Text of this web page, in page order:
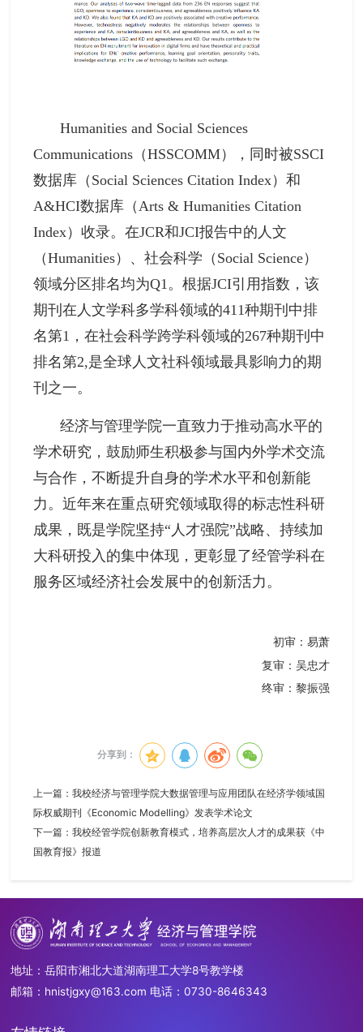
Humanities and Social Sciences
Communications（HSSCOMM），同时被SSCI
数据库（Social Sciences Citation Index）和
A&HCI数据库（Arts & Humanities Citation
Index）收录。在JCR和JCI报告中的人文
（Humanities）、社会科学（Social Science）
领域分区排名均为Q1。根据JCI引用指数，该
期刊在人文学科多学科领域的411种期刊中排
名第1，在社会科学跨学科领域的267种期刊中
排名第2,是全球人文社科领域最具影响力的期
刊之一。
经济与管理学院一直致力于推动高水平的
学术研究，鼓励师生积极参与国内外学术交流
与合作，不断提升自身的学术水平和创新能
力。近年来在重点研究领域取得的标志性科研
成果，既是学院坚持“人才强院”战略、持续加
大科研投入的集中体现，更彰显了经管学科在
服务区域经济社会发展中的创新活力。
初审：易萧
复审：吴忠才
终审：黎振强
分享到：
上一篇： 我校经济与管理学院大数据管理与应用团队在经济学领域国
际权威期刊《Economic Modelling》发表学术论文
下一篇： 我校经管学院创新教育模式，培养高层次人才的成果获《中
国教育报》报道
地址：岳阳市湘北大道湖南理工大学8号教学楼
邮箱：hnistjgxy@163.com 电话：0730-8646343